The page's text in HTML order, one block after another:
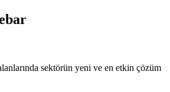
sektörün yeni ve en etkin çözüm